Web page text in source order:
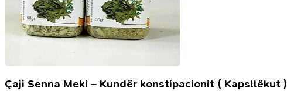
Çaji Senna Meki – Kundër konstipacionit ( Kapsllëkut )